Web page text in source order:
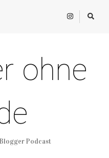
ohne
Podcast